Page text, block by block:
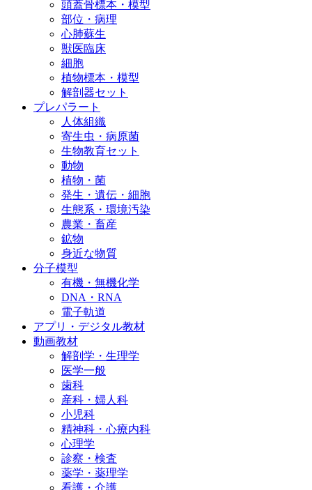
頭蓋骨標本・模型
部位・病理
心肺蘇生
獣医臨床
細胞
植物標本・模型
解剖器セット
プレパラート
人体組織
寄生虫・病原菌
生物教育セット
動物
植物・菌
発生・遺伝・細胞
生態系・環境汚染
農業・畜産
鉱物
身近な物質
分子模型
有機・無機化学
DNA・RNA
電子軌道
アプリ・デジタル教材
動画教材
解剖学・生理学
医学一般
歯科
産科・婦人科
小児科
精神科・心療内科
心理学
診察・検査
薬学・薬理学
看護・介護